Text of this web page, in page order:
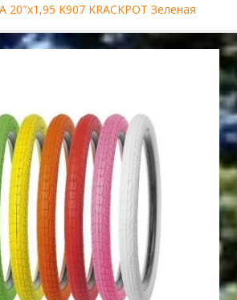
20″х1,95 K907 KRACKPOT Зеленая